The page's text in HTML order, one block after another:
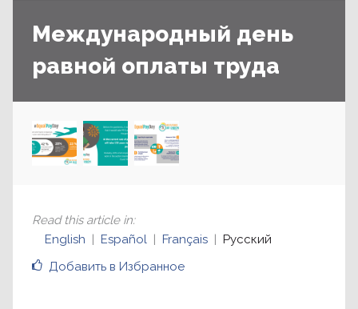
Международный день
равной оплаты труда
Добавить в Избранное
Read this article in:
English
Español Français Русский